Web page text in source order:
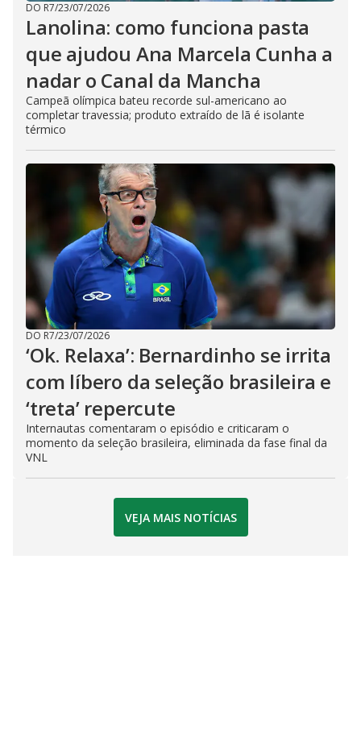
DO R7/23/07/2026
Lanolina: como funciona pasta
que ajudou Ana Marcela Cunha a
nadar o Canal da Mancha
Campeã olímpica bateu recorde sul-americano ao
completar travessia; produto extraído de lã é isolante
térmico
DO R7/23/07/2026
‘Ok. Relaxa’: Bernardinho se irrita
com líbero da seleção brasileira e
‘treta’ repercute
Internautas comentaram o episódio e criticaram o
momento da seleção brasileira, eliminada da fase final da
VNL
VEJA MAIS NOTÍCIAS